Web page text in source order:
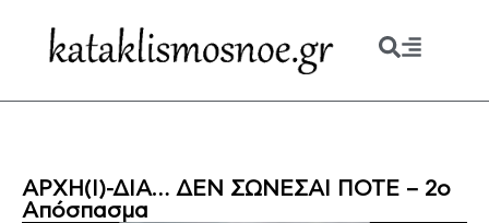
ΑΡΧΗ(Ι)-ΔΙΑ… ΔΕΝ ΣΩΝΕΣΑΙ ΠΟΤΕ – 2ο
Απόσπασμα